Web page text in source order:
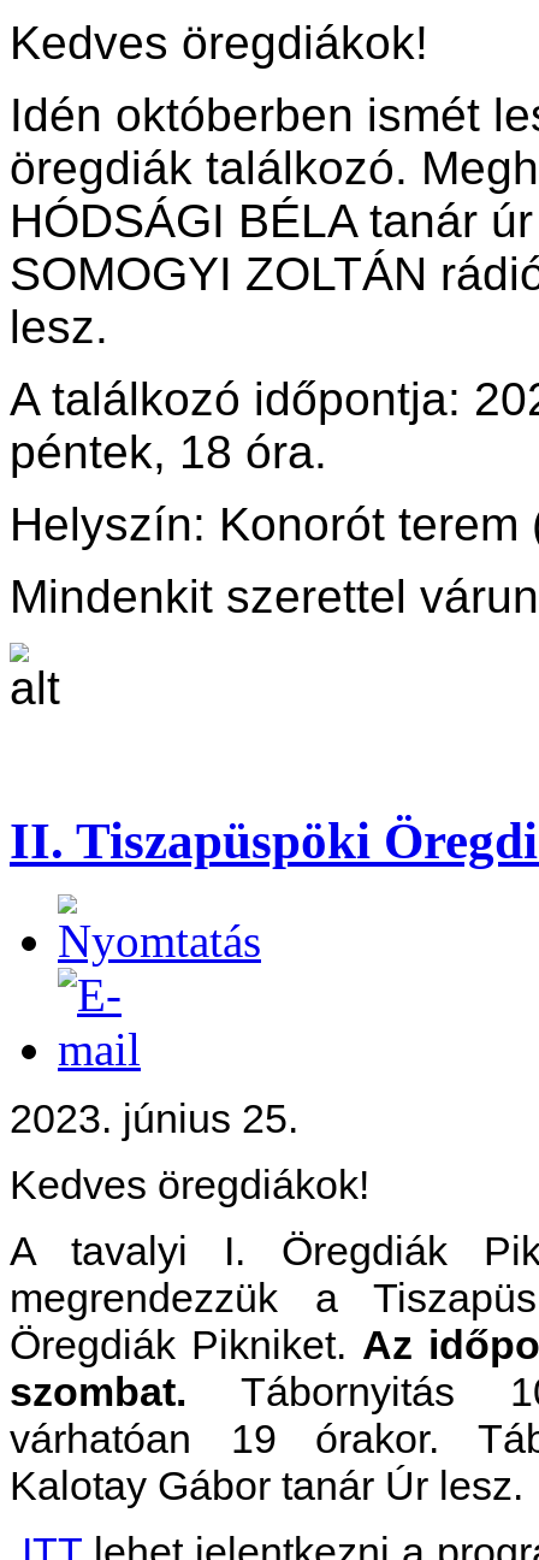
Kedves öregdiákok!
Idén októberben ismét
öregdiák találkozó.
HÓDSÁGI BÉLA tanár
SOMOGYI ZOLTÁN
lesz.
A találkozó időpontja:
péntek, 18 óra.
Helyszín: Konorót terem
Mindenkit szerettel
II. Tiszapüspöki
2023. június 25.
Kedves öregdiákok!
A tavalyi I. Öregdiák
megrendezzük a
Öregdiák Pikniket. Az
szombat. Tábornyitás
várhatóan 19 órakor.
Kalotay Gábor tanár Úr lesz.